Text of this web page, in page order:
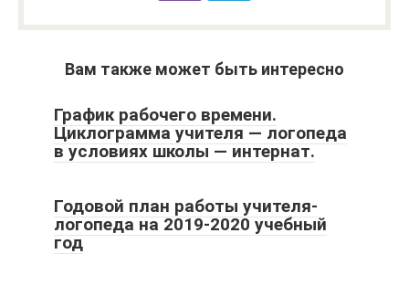
Вам также может быть интересно
График рабочего времени.
Циклограмма учителя — логопеда
в условиях школы — интернат.
Годовой план работы учителя-
логопеда на 2019-2020 учебный
год